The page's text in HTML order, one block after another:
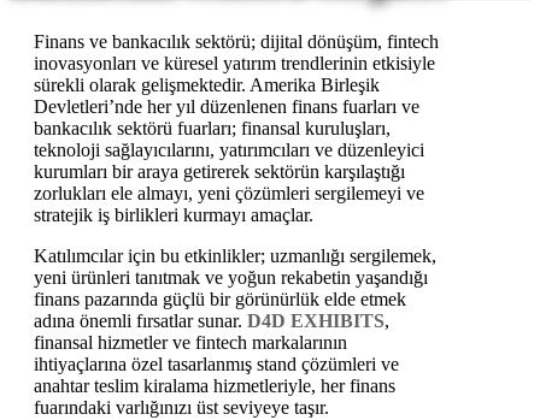
Finans ve bankacılık sektörü; dijital dönüşüm, fintech
inovasyonları ve küresel yatırım trendlerinin etkisiyle
sürekli olarak gelişmektedir. Amerika Birleşik
Devletleri’nde her yıl düzenlenen finans fuarları ve
bankacılık sektörü fuarları; finansal kuruluşları,
teknoloji sağlayıcılarını, yatırımcıları ve düzenleyici
kurumları bir araya getirerek sektörün karşılaştığı
zorlukları ele almayı, yeni çözümleri sergilemeyi ve
stratejik iş birlikleri kurmayı amaçlar.
Katılımcılar için bu etkinlikler; uzmanlığı sergilemek,
yeni ürünleri tanıtmak ve yoğun rekabetin yaşandığı
finans pazarında güçlü bir görünürlük elde etmek
adına önemli fırsatlar sunar. D4D EXHIBITS,
finansal hizmetler ve fintech markalarının
ihtiyaçlarına özel tasarlanmış stand çözümleri ve
anahtar teslim kiralama hizmetleriyle, her finans
fuarındaki varlığınızı üst seviyeye taşır.